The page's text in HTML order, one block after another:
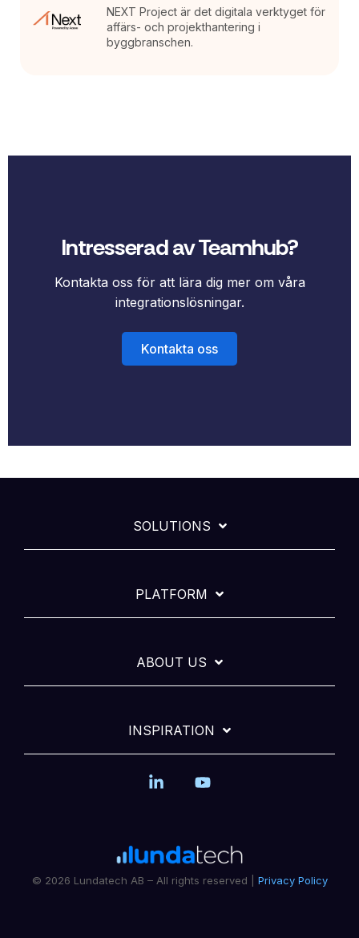
NEXT Project är det digitala verktyget för
affärs- och projekthantering i
byggbranschen.
Intresserad av Teamhub?
Kontakta oss för att lära dig mer om våra
integrationslösningar.
Kontakta oss
SOLUTIONS
PLATFORM
ABOUT US
INSPIRATION
© 2026 Lundatech AB – All rights reserved | Privacy Policy
Linkedin